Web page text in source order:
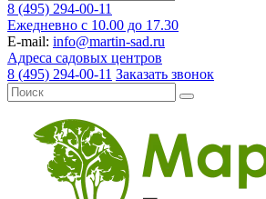
8 (495) 294-00-11
Ежедневно с 10.00 до 17.30
E-mail: info@martin-sad.ru
Адреса садовых центров
8 (495) 294-00-11 Заказать звонок